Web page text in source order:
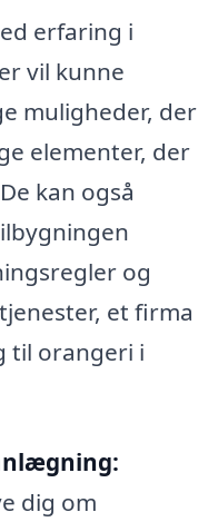
erfaring i
vil kunne
muligheder, der
elementer, der
kan også
og
et firma
til orangeri i
dig om